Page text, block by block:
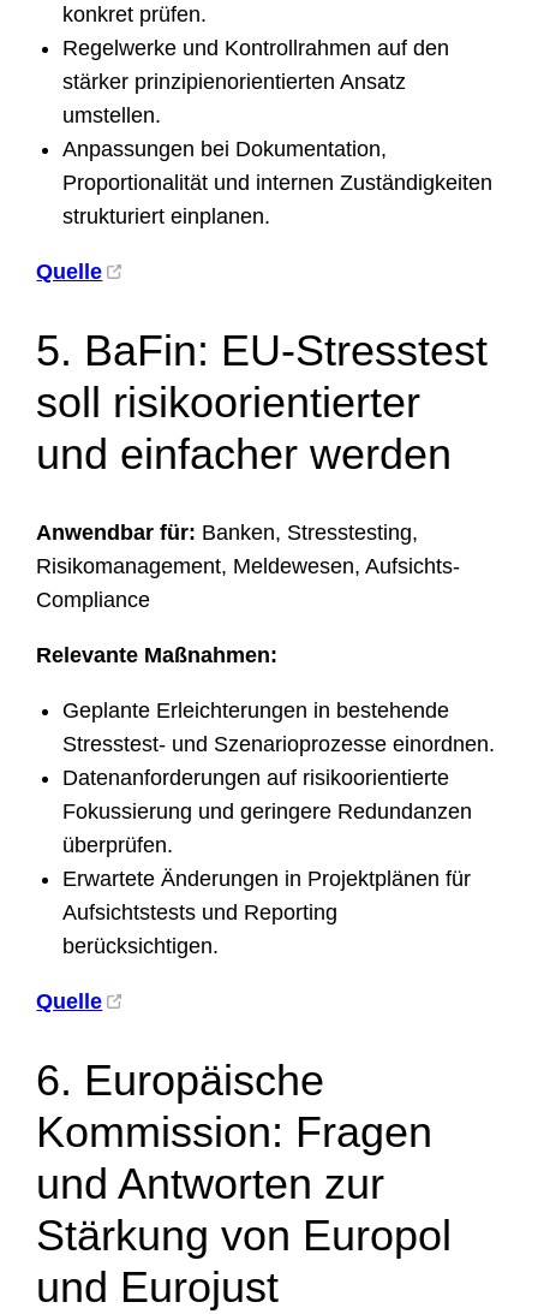
konkret prüfen.
Regelwerke und Kontrollrahmen auf den
stärker prinzipienorientierten Ansatz
umstellen.
Anpassungen bei Dokumentation,
Proportionalität und internen Zuständigkeiten
strukturiert einplanen.
Quelle
5. BaFin: EU-Stresstest
soll risikoorientierter
und einfacher werden
Anwendbar für: Banken, Stresstesting,
Risikomanagement, Meldewesen, Aufsichts-
Compliance
Relevante Maßnahmen:
Geplante Erleichterungen in bestehende
Stresstest- und Szenarioprozesse einordnen.
Datenanforderungen auf risikoorientierte
Fokussierung und geringere Redundanzen
überprüfen.
Erwartete Änderungen in Projektplänen für
Aufsichtstests und Reporting
berücksichtigen.
Quelle
6. Europäische
Kommission: Fragen
und Antworten zur
Stärkung von Europol
und Eurojust